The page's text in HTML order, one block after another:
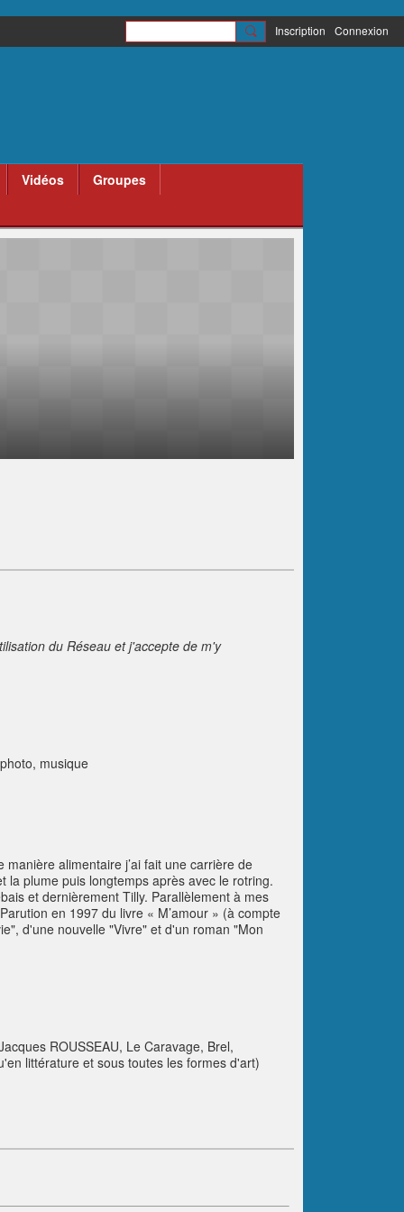
Inscription Connexion
Vidéos
Groupes
du Réseau et j'accepte de m'y
musique
alimentaire j’ai fait une carrière de
la plume puis longtemps après avec le rotring.
et dernièrement Tilly. Parallèlement à mes
en 1997 du livre « M’amour » (à compte
d'une nouvelle "Vivre" et d'un roman "Mon
ROUSSEAU, Le Caravage, Brel,
littérature et sous toutes les formes d'art)